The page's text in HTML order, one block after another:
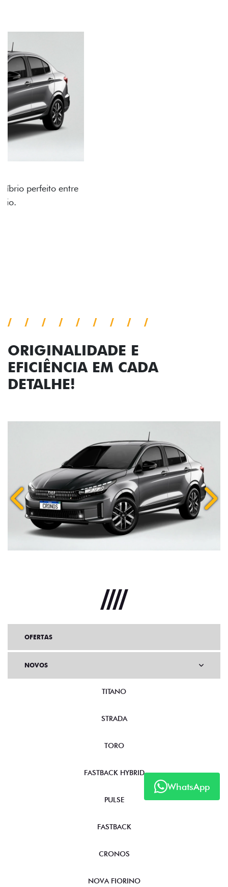
As rodas de liga leve com desenho dinâmico e
acabamento diamantado elevam o estilo do Fiat
ORIGINALIDADE E
EFICIÊNCIA EM CADA
DETALHE!
Anterior
WhatsApp
OFERTAS
NOVOS
TITANO
STRADA
TORO
FASTBACK HYBRID
PULSE
FASTBACK
CRONOS
NOVA FIORINO